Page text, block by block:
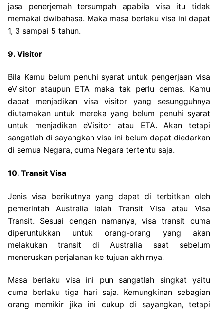
jasa penerjemah tersumpah apabila visa itu tidak
memakai dwibahasa. Maka masa berlaku visa ini dapat
1, 3 sampai 5 tahun.
9. Visitor
Bila Kamu belum penuhi syarat untuk pengerjaan visa
eVisitor ataupun ETA maka tak perlu cemas. Kamu
dapat menjadikan visa visitor yang sesungguhnya
diutamakan untuk mereka yang belum penuhi syarat
untuk menjadikan eVisitor atau ETA. Akan tetapi
sangatlah di sayangkan visa ini belum dapat diedarkan
di semua Negara, cuma Negara tertentu saja.
10. Transit Visa
Jenis visa berikutnya yang dapat di terbitkan oleh
pemerintah Australia ialah Transit Visa atau Visa
Transit. Sesuai dengan namanya, visa transit cuma
diperuntukkan untuk orang-orang yang akan
melakukan transit di Australia saat sebelum
meneruskan perjalanan ke tujuan akhirnya.
Masa berlaku visa ini pun sangatlah singkat yaitu
cuma berlaku tiga hari saja. Kemungkinan sebagian
orang memikir jika ini cukup di sayangkan, tetapi